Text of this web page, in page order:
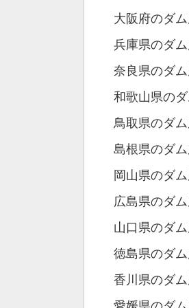
大阪府のダ
兵庫県のダ
奈良県のダ
和歌山県の
鳥取県のダ
島根県のダ
岡山県のダ
広島県のダ
山口県のダ
徳島県のダ
香川県のダ